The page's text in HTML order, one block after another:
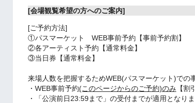
[会場観覧希望の方へのご案内]
[ご予約方法]
①パスマーケット WEB事前予約【事前予約割】
②各アーティスト予約【通常料金】
③当日券【通常料金】
来場人数を把握するためWEB(パスマーケット)での
・WEB事前予約(このページからのご予約)のみ 【割
・「公演前日23:59まで」の受付までが適用となりま